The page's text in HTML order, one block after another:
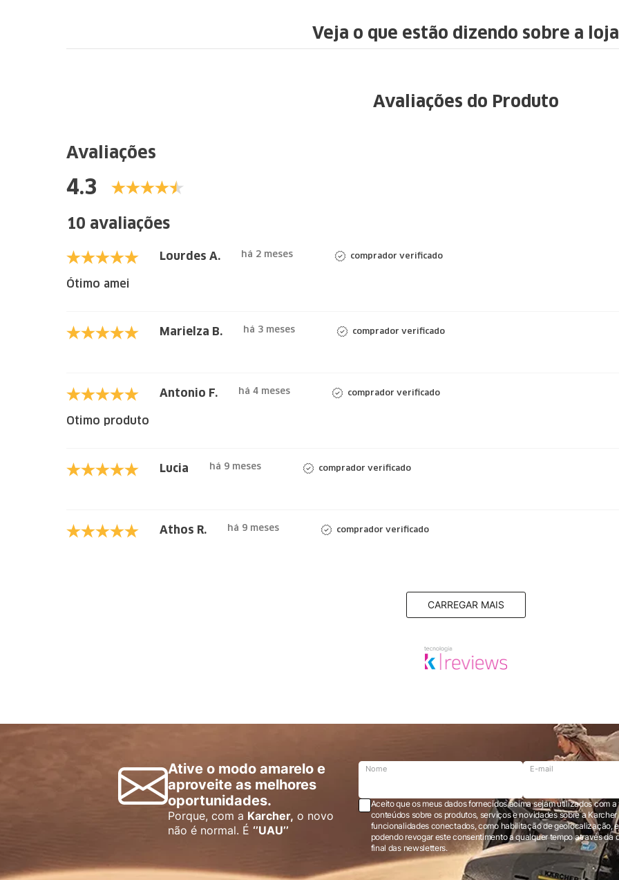
Veja o que estão dizendo sobre a loja
Avaliações do Produto
Avaliações
4.3
10 avaliações
Lourdes A. há 2 meses comprador verificado
Ótimo amei
Marielza B. há 3 meses comprador verificado
Antonio F. há 4 meses comprador verificado
Otimo produto
Lucia há 9 meses comprador verificado
Athos R. há 9 meses comprador verificado
CARREGAR MAIS
Ative o modo amarelo e
aproveite as melhores
oportunidades.
Porque, com a Karcher, o novo
não é normal. É ‘’UAU’’
Nome E-mail
Aceito que os meus dados fornecidos acima sejam utilizados com
conteúdos sobre os produtos, serviços e novidades sobre a Karcher Brasil via e-mail marketing e registro de
funcionalidades conectados, como habilitação de geolocalização,
podendo revogar este consentimento a qualquer tempo através da opção “cancelar inscrição” localizada ao
final das newsletters.